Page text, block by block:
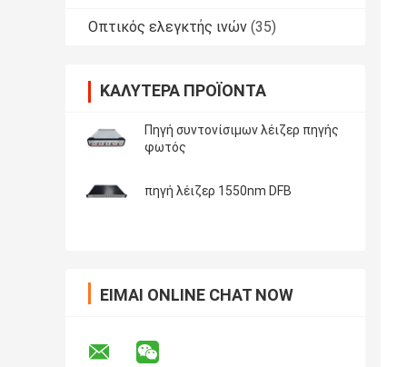
Οπτικός ελεγκτής ινών (35)
ΚΑΛΎΤΕΡΑ ΠΡΟΪΌΝΤΑ
Πηγή συντονίσιμων λέιζερ πηγής
φωτός
πηγή λέιζερ 1550nm DFB
ΕΊΜΑΙ ONLINE CHAT NOW